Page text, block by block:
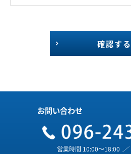
確認する
お問い合わせ
営業時間 10:00～18:00 ／